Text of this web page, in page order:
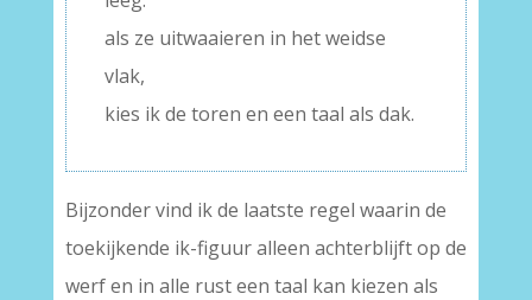
als ze uitwaaieren in het weidse
vlak,
kies ik de toren en een taal als dak.
Bijzonder vind ik de laatste regel waarin de
toekijkende ik-figuur alleen achterblijft op de
werf en in alle rust een taal kan kiezen als